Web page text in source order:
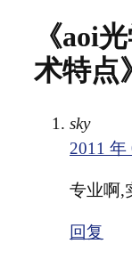
《aoi
术特点
sky
2011 年
专业啊,
回复